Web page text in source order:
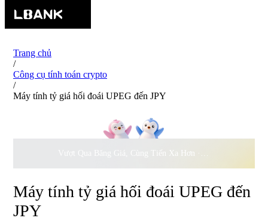
Trang chủ
/
Công cụ tính toán crypto
/
Máy tính tỷ giá hối đoái UPEG đến JPY
Vượt Qua Băng Giá, Cùng Tiến Xa Hơn ·500.000
Máy tính tỷ giá hối đoái UPEG đến
JPY